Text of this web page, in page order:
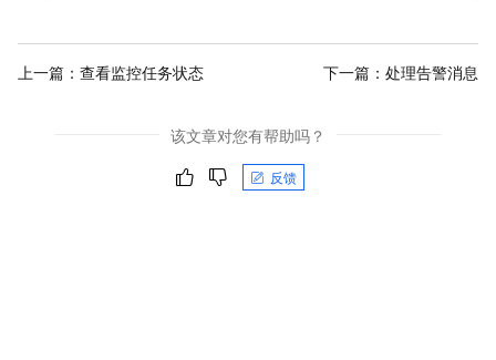
上一篇： 查看监控任务状态 下一篇： 处理告警消息
该文章对您有帮助吗？
反馈